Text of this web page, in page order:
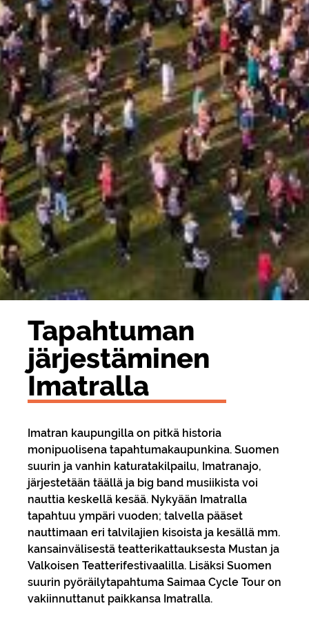
Ta­pah­tu­man
jär­jes­tä­mi­nen
Imat­ral­la
Imatran kaupungilla on pitkä historia
monipuolisena tapahtumakaupunkina. Suomen
suurin ja vanhin katuratakilpailu, Imatranajo,
järjestetään täällä ja big band musiikista voi
nauttia keskellä kesää. Nykyään Imatralla
tapahtuu ympäri vuoden; talvella pääset
nauttimaan eri talvilajien kisoista ja kesällä mm.
kansainvälisestä teatterikattauksesta Mustan ja
Valkoisen Teatterifestivaalilla. Lisäksi Suomen
suurin pyöräilytapahtuma Saimaa Cycle Tour on
vakiinnuttanut paikkansa Imatralla.